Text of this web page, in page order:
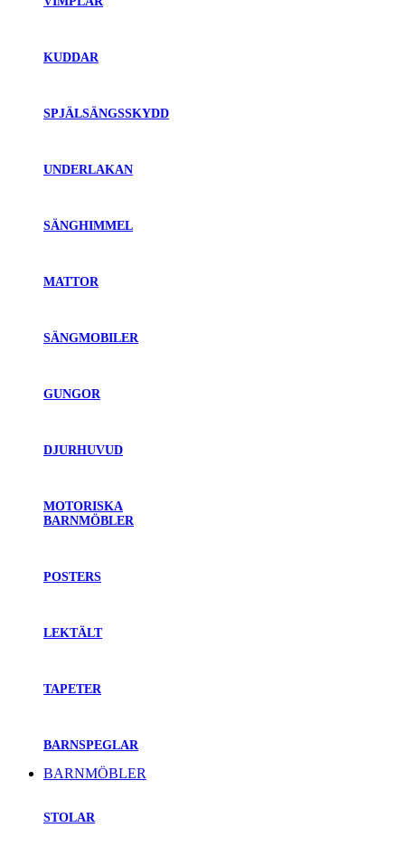
KUDDAR
SPJÄLSÄNGSSKYDD
UNDERLAKAN
SÄNGHIMMEL
MATTOR
SÄNGMOBILER
GUNGOR
DJURHUVUD
MOTORISKA
BARNMÖBLER
POSTERS
LEKTÄLT
TAPETER
BARNSPEGLAR
BARNMÖBLER
STOLAR